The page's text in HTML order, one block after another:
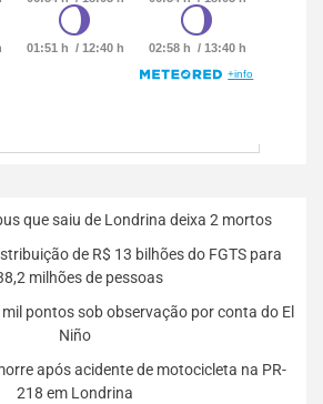
que saiu de Londrina deixa 2 mortos
de R$ 13 bilhões do FGTS para
milhões de pessoas
pontos sob observação por conta do El
Niño
após acidente de motocicleta na PR-
218 em Londrina